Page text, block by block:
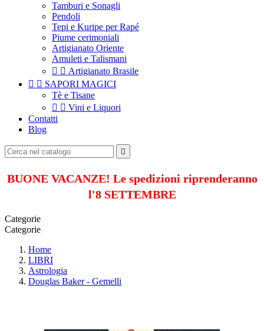
Tamburi e Sonagli
Pendoli
Tepi e Kuripe per Rapé
Piume cerimoniali
Artigianato Oriente
Amuleti e Talismani
  Artigianato Brasile
  SAPORI MAGICI
Tè e Tisane
  Vini e Liquori
Contatti
Blog

BUONE VACANZE! Le spedizioni riprenderanno
l'8 SETTEMBRE
Categorie
Categorie
Home
LIBRI
Astrologia
Douglas Baker - Gemelli